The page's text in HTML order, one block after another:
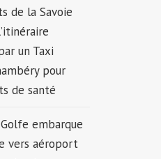
de la Savoie
un Taxi
pour
de santé
embarque
vers aéroport